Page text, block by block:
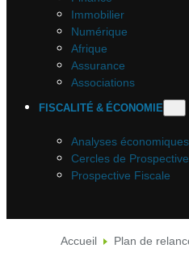
Immobilier
Numérique
Afrique
Assurance
Associations
FISCALITÉ & ÉCONOMIE
Analyses économiques
Cercles de
Prospective Fiscale
Accueil Plan de